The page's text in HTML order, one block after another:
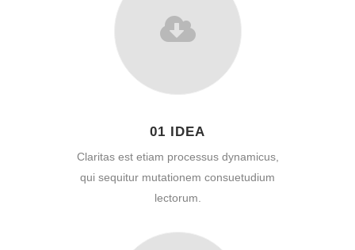
01 IDEA
Claritas est etiam processus dynamicus,
qui sequitur mutationem consuetudium
lectorum.